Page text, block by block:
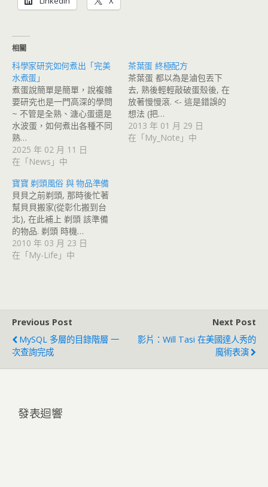
相關
科學家研究如何煮出「完美
水煮蛋」
煮蛋說簡單是簡單，說複雜
要研究也是一門高深的學問
~ 不管是全熟、溏心蛋還是
水波蛋，如何煮出各種不同
熟…
2025 年 02 月 11 日
在「News」中
茶葉蛋 終極配方
茶葉蛋 都以為是滷包丟下
去, 熟後輕輕敲破蛋殼後, 在
放著慢慢滾. <- 這是錯誤的
想法 (把…
2013 年 01 月 29 日
在「My_Note」中
寶寶 剃頭風俗 與 物品準備
貝貝之前剃頭, 那時後忙著
幫貝貝搬家(從彰化搬到台
北), 在此補上 剃頭 該準備
的物品. 剃頭 時機…
2010 年 03 月 23 日
在「My-Life」中
Previous Post
MySQL 多層的目錄階層 一
次查詢完成
Next Post
影片：Will Tasi 在美國達人秀的
魔術表演
發表迴響